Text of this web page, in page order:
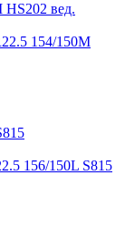
154/150M
156/150L S815